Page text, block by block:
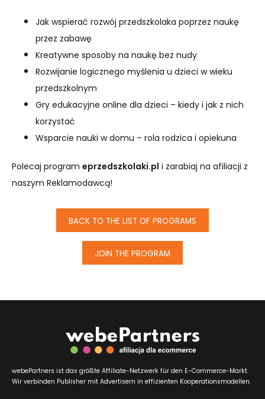
Jak wspierać rozwój przedszkolaka poprzez naukę
przez zabawę
Kreatywne sposoby na naukę bez nudy
Rozwijanie logicznego myślenia u dzieci w wieku
przedszkolnym
Gry edukacyjne online dla dzieci – kiedy i jak z nich
korzystać
Wsparcie nauki w domu – rola rodzica i opiekuna
Polecaj program eprzedszkolaki.pl i zarabiaj na afiliacji z
naszym Reklamodawcą!
BACK TO THE LIST OF PROGRAMS
JOIN THE PROGRAM
webePartners ist das größte Affiliate-Netzwerk für den E-Commerce-Markt.
Wir verbinden Publisher mit Advertisern in effizienten Kooperationsmodellen.